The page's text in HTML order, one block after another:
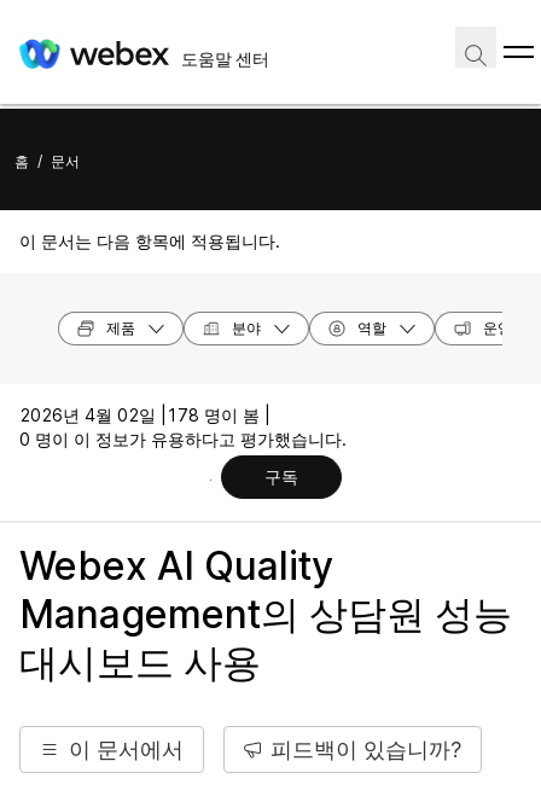
도움말 센터
홈 / 문서
이 문서는 다음 항목에 적용됩니다.
제품 분야 역할 운영 체
2026년 4월 02일 |
178 명이 봄 |
0 명이 이 정보가 유용하다고 평가했습니다.
구독
Webex AI Quality
Management의 상담원 성능
대시보드 사용
이 문서에서 피드백이 있습니까?